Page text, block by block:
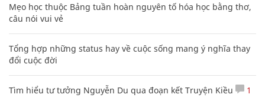
Mẹo học thuộc Bảng tuần hoàn nguyên tố hóa học bằng thơ,
câu nói vui vẻ
Tổng hợp những status hay về cuộc sống mang ý nghĩa thay
đổi cuộc đời
Tìm hiểu tư tưởng Nguyễn Du qua đoạn kết Truyện Kiều 1